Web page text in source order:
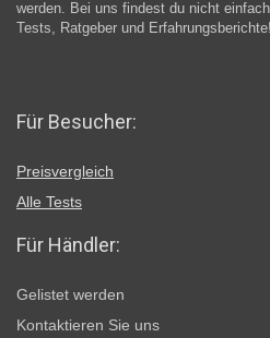
werden. Bei uns findest du nicht
Tests, Ratgeber und Erfahrungsberichte!
Für Besucher:
Preisvergleich
Alle Tests
Für Händler:
Gelistet werden
Kontaktieren Sie uns